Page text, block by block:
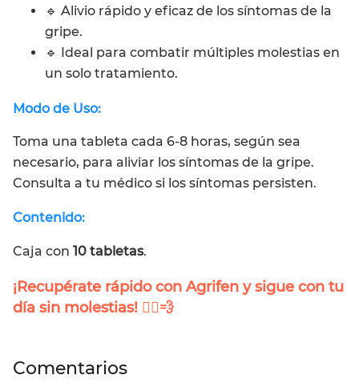
🔹 Alivio rápido y eficaz de los síntomas de la
gripe.
🔹 Ideal para combatir múltiples molestias en
un solo tratamiento.
Modo de Uso:
Toma una tableta cada 6-8 horas, según sea
necesario, para aliviar los síntomas de la gripe.
Consulta a tu médico si los síntomas persisten.
Contenido:
Caja con 10 tabletas.
¡Recupérate rápido con Agrifen y sigue con tu
día sin molestias! 🏃‍♂️💨
Comentarios